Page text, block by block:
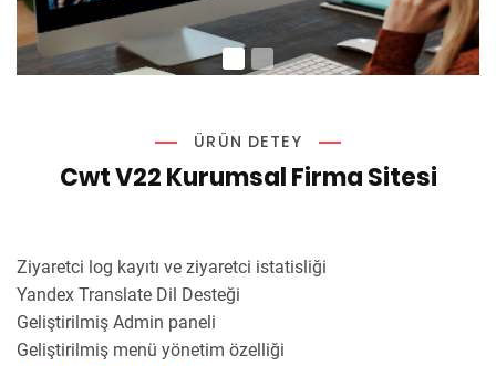
ÜRÜN DETEY
Cwt V22 Kurumsal Firma Sitesi
Ziyaretci log kayıtı ve ziyaretci istatisliği
Yandex Translate Dil Desteği
Geliştirilmiş Admin paneli
Geliştirilmiş menü yönetim özelliği